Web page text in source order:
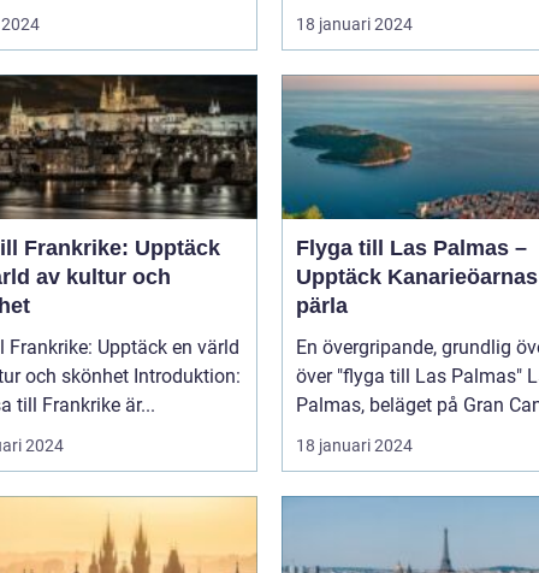
18 januari 2024
Frankrike: Upptäck
av kultur och
Frankrike: Upptäck en värld
skönhet Introduktion:
till Frankrike är...
2024
Flyga till Las Palmas –
Upptäck Kanarieöarnas
pärla
En övergripande, grundlig
över "flyga till Las Palmas" Las
Palmas, beläget på Gran
18 januari 2024